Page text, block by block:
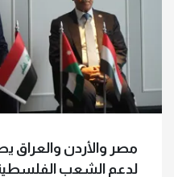
مصر والأردن والعراق
لدعم الشعب